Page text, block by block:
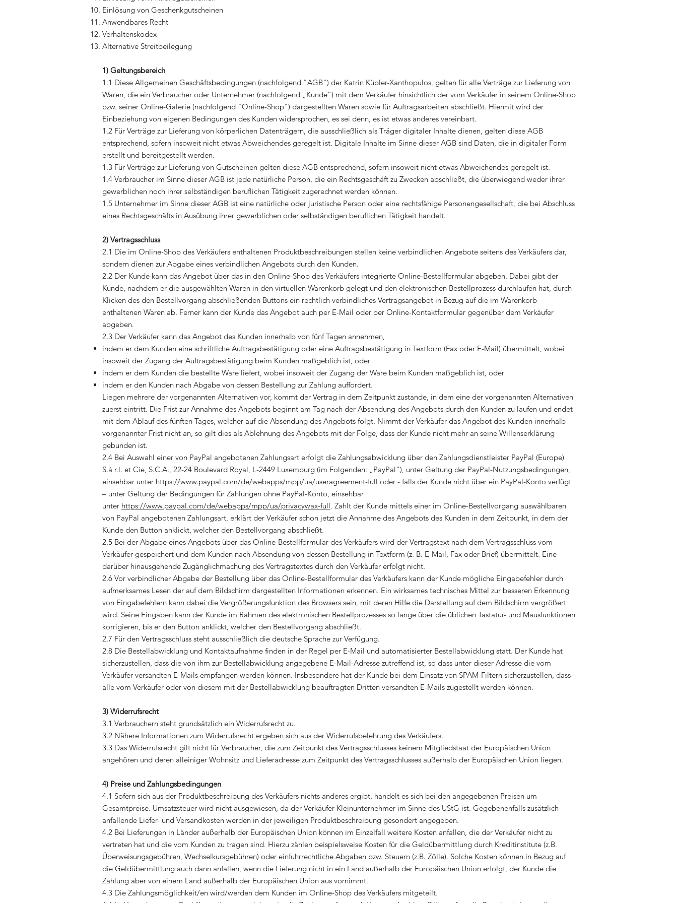
Einlösung von Geschenkgutscheinen
Anwendbares Recht
Verhaltenskodex
Alternative Streitbeilegung
1) Geltungsbereich
1.1 Diese Allgemeinen Geschäftsbedingungen (nachfolgend "AGB") der Katrin Kübler-Xanthopulos, gelten für alle Verträge zur Lieferung von
Waren, die ein Verbraucher oder Unternehmer (nachfolgend „Kunde“) mit dem Verkäufer hinsichtlich der vom Verkäufer in seinem Online-Shop
bzw. seiner Online-Galerie (nachfolgend "Online-Shop") dargestellten Waren sowie für Auftragsarbeiten abschließt. Hiermit wird der
Einbeziehung von eigenen Bedingungen des Kunden widersprochen, es sei denn, es ist etwas anderes vereinbart.
1.2 Für Verträge zur Lieferung von körperlichen Datenträgern, die ausschließlich als Träger digitaler Inhalte dienen, gelten diese AGB
entsprechend, sofern insoweit nicht etwas Abweichendes geregelt ist. Digitale Inhalte im Sinne dieser AGB sind Daten, die in digitaler Form
erstellt und bereitgestellt werden.
1.3 Für Verträge zur Lieferung von Gutscheinen gelten diese AGB entsprechend, sofern insoweit nicht etwas Abweichendes geregelt ist.
1.4 Verbraucher im Sinne dieser AGB ist jede natürliche Person, die ein Rechtsgeschäft zu Zwecken abschließt, die überwiegend weder ihrer
gewerblichen noch ihrer selbständigen beruflichen Tätigkeit zugerechnet werden können.
1.5 Unternehmer im Sinne dieser AGB ist eine natürliche oder juristische Person oder eine rechtsfähige Personengesellschaft, die bei Abschluss
eines Rechtsgeschäfts in Ausübung ihrer gewerblichen oder selbständigen beruflichen Tätigkeit handelt.
2) Vertragsschluss
2.1 Die im Online-Shop des Verkäufers enthaltenen Produktbeschreibungen stellen keine verbindlichen Angebote seitens des Verkäufers dar,
sondern dienen zur Abgabe eines verbindlichen Angebots durch den Kunden.
2.2 Der Kunde kann das Angebot über das in den Online-Shop des Verkäufers integrierte Online-Bestellformular abgeben. Dabei gibt der
Kunde, nachdem er die ausgewählten Waren in den virtuellen Warenkorb gelegt und den elektronischen Bestellprozess durchlaufen hat, durch
Klicken des den Bestellvorgang abschließenden Buttons ein rechtlich verbindliches Vertragsangebot in Bezug auf die im Warenkorb
enthaltenen Waren ab. Ferner kann der Kunde das Angebot auch per E-Mail oder per Online-Kontaktformular gegenüber dem Verkäufer
abgeben.
2.3 Der Verkäufer kann das Angebot des Kunden innerhalb von fünf Tagen annehmen,
indem er dem Kunden eine schriftliche Auftragsbestätigung oder eine Auftragsbestätigung in Textform (Fax oder E-Mail) übermittelt, wobei
insoweit der Zugang der Auftragsbestätigung beim Kunden maßgeblich ist, oder
indem er dem Kunden die bestellte Ware liefert, wobei insoweit der Zugang der Ware beim Kunden maßgeblich ist, oder
indem er den Kunden nach Abgabe von dessen Bestellung zur Zahlung auffordert.
Liegen mehrere der vorgenannten Alternativen vor, kommt der Vertrag in dem Zeitpunkt zustande, in dem eine der vorgenannten Alternativen
zuerst eintritt. Die Frist zur Annahme des Angebots beginnt am Tag nach der Absendung des Angebots durch den Kunden zu laufen und endet
mit dem Ablauf des fünften Tages, welcher auf die Absendung des Angebots folgt. Nimmt der Verkäufer das Angebot des Kunden innerhalb
vorgenannter Frist nicht an, so gilt dies als Ablehnung des Angebots mit der Folge, dass der Kunde nicht mehr an seine Willenserklärung
gebunden ist.
2.4 Bei Auswahl einer von PayPal angebotenen Zahlungsart erfolgt die Zahlungsabwicklung über den Zahlungsdienstleister PayPal (Europe)
S.à r.l. et Cie, S.C.A., 22-24 Boulevard Royal, L-2449 Luxemburg (im Folgenden: „PayPal“), unter Geltung der PayPal-Nutzungsbedingungen,
einsehbar unter https://www.paypal.com/de/webapps/mpp/ua/useragreement-full oder - falls der Kunde nicht über ein PayPal-Konto verfügt
– unter Geltung der Bedingungen für Zahlungen ohne PayPal-Konto, einsehbar
unter https://www.paypal.com/de/webapps/mpp/ua/privacywax-full. Zahlt der Kunde mittels einer im Online-Bestellvorgang auswählbaren
von PayPal angebotenen Zahlungsart, erklärt der Verkäufer schon jetzt die Annahme des Angebots des Kunden in dem Zeitpunkt, in dem der
Kunde den Button anklickt, welcher den Bestellvorgang abschließt.
2.5 Bei der Abgabe eines Angebots über das Online-Bestellformular des Verkäufers wird der Vertragstext nach dem Vertragsschluss vom
Verkäufer gespeichert und dem Kunden nach Absendung von dessen Bestellung in Textform (z. B. E-Mail, Fax oder Brief) übermittelt. Eine
darüber hinausgehende Zugänglichmachung des Vertragstextes durch den Verkäufer erfolgt nicht.
2.6 Vor verbindlicher Abgabe der Bestellung über das Online-Bestellformular des Verkäufers kann der Kunde mögliche Eingabefehler durch
aufmerksames Lesen der auf dem Bildschirm dargestellten Informationen erkennen. Ein wirksames technisches Mittel zur besseren Erkennung
von Eingabefehlern kann dabei die Vergrößerungsfunktion des Browsers sein, mit deren Hilfe die Darstellung auf dem Bildschirm vergrößert
wird. Seine Eingaben kann der Kunde im Rahmen des elektronischen Bestellprozesses so lange über die üblichen Tastatur- und Mausfunktionen
korrigieren, bis er den Button anklickt, welcher den Bestellvorgang abschließt.
2.7 Für den Vertragsschluss steht ausschließlich die deutsche Sprache zur Verfügung.
2.8 Die Bestellabwicklung und Kontaktaufnahme finden in der Regel per E-Mail und automatisierter Bestellabwicklung statt. Der Kunde hat
sicherzustellen, dass die von ihm zur Bestellabwicklung angegebene E-Mail-Adresse zutreffend ist, so dass unter dieser Adresse die vom
Verkäufer versandten E-Mails empfangen werden können. Insbesondere hat der Kunde bei dem Einsatz von SPAM-Filtern sicherzustellen, dass
alle vom Verkäufer oder von diesem mit der Bestellabwicklung beauftragten Dritten versandten E-Mails zugestellt werden können.
3) Widerrufsrecht
3.1 Verbrauchern steht grundsätzlich ein Widerrufsrecht zu.
3.2 Nähere Informationen zum Widerrufsrecht ergeben sich aus der Widerrufsbelehrung des Verkäufers.
3.3 Das Widerrufsrecht gilt nicht für Verbraucher, die zum Zeitpunkt des Vertragsschlusses keinem Mitgliedstaat der Europäischen Union
angehören und deren alleiniger Wohnsitz und Lieferadresse zum Zeitpunkt des Vertragsschlusses außerhalb der Europäischen Union liegen.
4) Preise und Zahlungsbedingungen
4.1 Sofern sich aus der Produktbeschreibung des Verkäufers nichts anderes ergibt, handelt es sich bei den angegebenen Preisen um
Gesamtpreise. Umsatzsteuer wird nicht ausgewiesen, da der Verkäufer Kleinunternehmer im Sinne des UStG ist. Gegebenenfalls zusätzlich
anfallende Liefer- und Versandkosten werden in der jeweiligen Produktbeschreibung gesondert angegeben.
4.2 Bei Lieferungen in Länder außerhalb der Europäischen Union können im Einzelfall weitere Kosten anfallen, die der Verkäufer nicht zu
vertreten hat und die vom Kunden zu tragen sind. Hierzu zählen beispielsweise Kosten für die Geldübermittlung durch Kreditinstitute (z.B.
Überweisungsgebühren, Wechselkursgebühren) oder einfuhrrechtliche Abgaben bzw. Steuern (z.B. Zölle). Solche Kosten können in Bezug auf
die Geldübermittlung auch dann anfallen, wenn die Lieferung nicht in ein Land außerhalb der Europäischen Union erfolgt, der Kunde die
Zahlung aber von einem Land außerhalb der Europäischen Union aus vornimmt.
4.3 Die Zahlungsmöglichkeit/en wird/werden dem Kunden im Online-Shop des Verkäufers mitgeteilt.